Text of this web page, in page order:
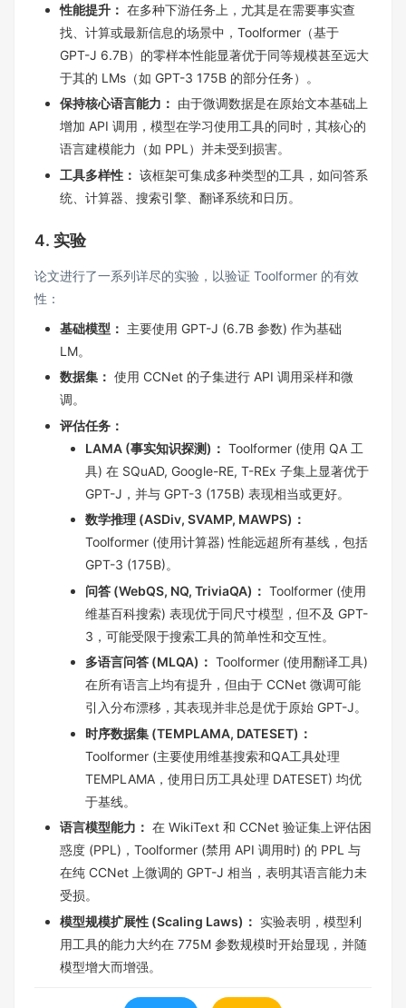
性能提升： 在多种下游任务上，尤其是在需要事实查
找、计算或最新信息的场景中，Toolformer（基于
GPT-J 6.7B）的零样本性能显著优于同等规模甚至远大
于其的 LMs（如 GPT-3 175B 的部分任务）。
保持核心语言能力： 由于微调数据是在原始文本基础上
增加 API 调用，模型在学习使用工具的同时，其核心的
语言建模能力（如 PPL）并未受到损害。
工具多样性： 该框架可集成多种类型的工具，如问答系
统、计算器、搜索引擎、翻译系统和日历。
4. 实验
论文进行了一系列详尽的实验，以验证 Toolformer 的有效
性：
基础模型： 主要使用 GPT-J (6.7B 参数) 作为基础
LM。
数据集： 使用 CCNet 的子集进行 API 调用采样和微
调。
评估任务：
LAMA (事实知识探测)： Toolformer (使用 QA 工
具) 在 SQuAD, Google-RE, T-REx 子集上显著优于
GPT-J，并与 GPT-3 (175B) 表现相当或更好。
数学推理 (ASDiv, SVAMP, MAWPS)：
Toolformer (使用计算器) 性能远超所有基线，包括
GPT-3 (175B)。
问答 (WebQS, NQ, TriviaQA)： Toolformer (使用
维基百科搜索) 表现优于同尺寸模型，但不及 GPT-
3，可能受限于搜索工具的简单性和交互性。
多语言问答 (MLQA)： Toolformer (使用翻译工具)
在所有语言上均有提升，但由于 CCNet 微调可能
引入分布漂移，其表现并非总是优于原始 GPT-J。
时序数据集 (TEMPLAMA, DATESET)：
Toolformer (主要使用维基搜索和QA工具处理
TEMPLAMA，使用日历工具处理 DATESET) 均优
于基线。
语言模型能力： 在 WikiText 和 CCNet 验证集上评估困
惑度 (PPL)，Toolformer (禁用 API 调用时) 的 PPL 与
在纯 CCNet 上微调的 GPT-J 相当，表明其语言能力未
受损。
模型规模扩展性 (Scaling Laws)： 实验表明，模型利
用工具的能力大约在 775M 参数规模时开始显现，并随
模型增大而增强。